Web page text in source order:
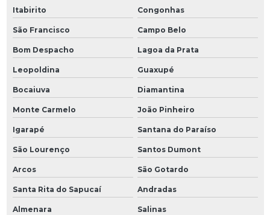
Itabirito Congonhas
São Francisco Campo Belo
Bom Despacho Lagoa da Prata
Leopoldina Guaxupé
Bocaiuva Diamantina
Monte Carmelo João Pinheiro
Igarapé Santana do Paraíso
São Lourenço Santos Dumont
Arcos São Gotardo
Santa Rita do Sapucaí Andradas
Almenara Salinas